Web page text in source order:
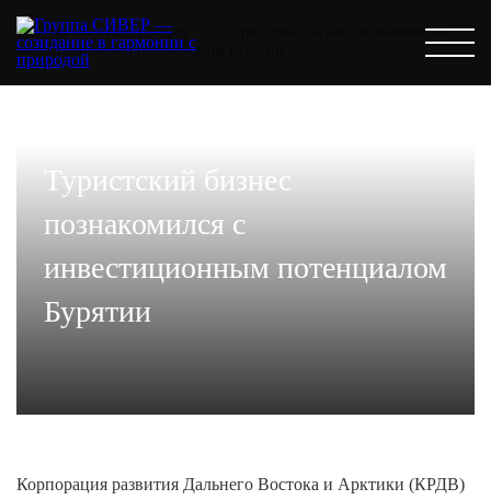
Главная → Пресс-центр
Туристский бизнес познакомился с
инвестиционным потенциалом Бурятии
Туристский бизнес
познакомился с
инвестиционным потенциалом
Бурятии
Корпорация развития Дальнего Востока и Арктики (КРДВ)